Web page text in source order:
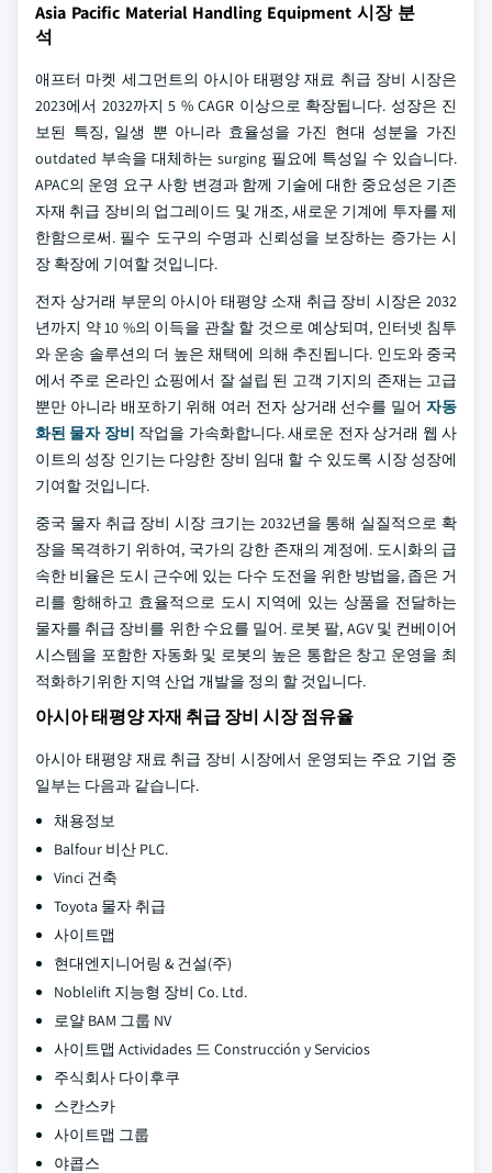
Asia Pacific Material Handling Equipment 시장 분
석
애프터 마켓 세그먼트의 아시아 태평양 재료 취급 장비 시장은
2023에서 2032까지 5 % CAGR 이상으로 확장됩니다. 성장은 진
보된 특징, 일생 뿐 아니라 효율성을 가진 현대 성분을 가진
outdated 부속을 대체하는 surging 필요에 특성일 수 있습니다.
APAC의 운영 요구 사항 변경과 함께 기술에 대한 중요성은 기존
자재 취급 장비의 업그레이드 및 개조, 새로운 기계에 투자를 제
한함으로써. 필수 도구의 수명과 신뢰성을 보장하는 증가는 시
장 확장에 기여할 것입니다.
전자 상거래 부문의 아시아 태평양 소재 취급 장비 시장은 2032
년까지 약 10 %의 이득을 관찰 할 것으로 예상되며, 인터넷 침투
와 운송 솔루션의 더 높은 채택에 의해 추진됩니다. 인도와 중국
에서 주로 온라인 쇼핑에서 잘 설립 된 고객 기지의 존재는 고급
뿐만 아니라 배포하기 위해 여러 전자 상거래 선수를 밀어 자동
화된 물자 장비 작업을 가속화합니다. 새로운 전자 상거래 웹 사
이트의 성장 인기는 다양한 장비 임대 할 수 있도록 시장 성장에
기여할 것입니다.
중국 물자 취급 장비 시장 크기는 2032년을 통해 실질적으로 확
장을 목격하기 위하여, 국가의 강한 존재의 계정에. 도시화의 급
속한 비율은 도시 근수에 있는 다수 도전을 위한 방법을, 좁은 거
리를 항해하고 효율적으로 도시 지역에 있는 상품을 전달하는
물자를 취급 장비를 위한 수요를 밀어. 로봇 팔, AGV 및 컨베이어
시스템을 포함한 자동화 및 로봇의 높은 통합은 창고 운영을 최
적화하기위한 지역 산업 개발을 정의 할 것입니다.
아시아 태평양 자재 취급 장비 시장 점유율
아시아 태평양 재료 취급 장비 시장에서 운영되는 주요 기업 중
일부는 다음과 같습니다.
채용정보
Balfour 비산 PLC.
Vinci 건축
Toyota 물자 취급
사이트맵
현대엔지니어링 & 건설(주)
Noblelift 지능형 장비 Co. Ltd.
로얄 BAM 그룹 NV
사이트맵 Actividades 드 Construcción y Servicios
주식회사 다이후쿠
스칸스카
사이트맵 그룹
야콥스